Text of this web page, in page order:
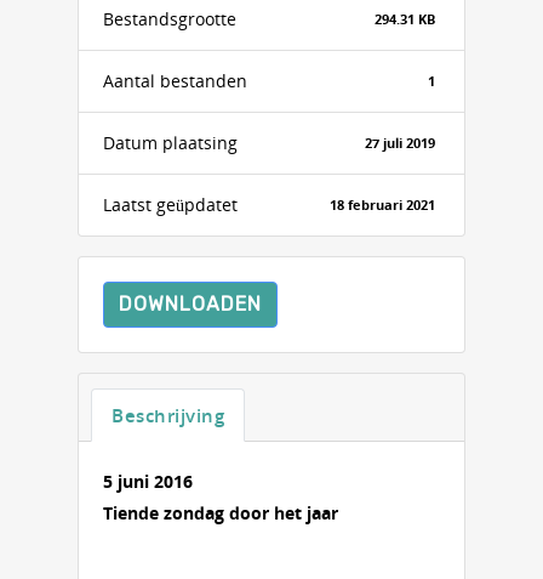
Bestandsgrootte 294.31 KB
Aantal bestanden 1
Datum plaatsing 27 juli 2019
Laatst geüpdatet 18 februari 2021
DOWNLOADEN
Beschrijving
5 juni 2016
Tiende zondag door het jaar